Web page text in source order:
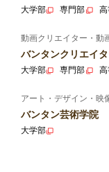
大学部 専門部
動画クリエイター・動
バンタンクリエイ
大学部 専門部
アート・デザイン・映
バンタン芸術学院
大学部